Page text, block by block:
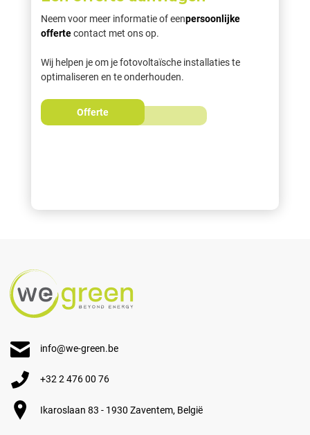
Neem voor meer informatie of eenpersoonlijke
offertecontact met ons op.
Wij helpen je om je fotovoltaïsche installaties te
optimaliseren en te onderhouden.
Offerte
info@we-green.be
+32 2 476 00 76
Ikaroslaan 83 - 1930 Zaventem, België